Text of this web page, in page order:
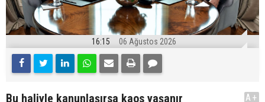
16:15 06 Ağustos 2026
Bu haliyle kanunlaşırsa kaos yaşanır
A+